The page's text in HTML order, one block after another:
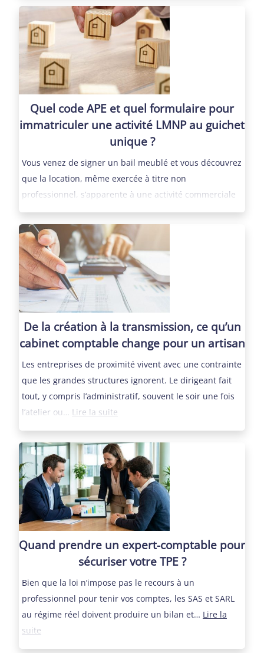
choisir
sa
prévoyance
quand
on
est
travailleur
indépendant
Quel code APE et quel formulaire pour
immatriculer une activité LMNP au guichet
unique ?
Vous venez de signer un bail meublé et vous découvrez
que la location, même exercée à titre non
professionnel, s’apparente à une activité commerciale
aux yeux de…Lire la suite
Quel
code
APE
et
quel
formulaire
pour
immatriculer
activité
LMNP
au
unique
De la création à la transmission, ce qu’un
cabinet comptable change pour un artisan
Les entreprises de proximité vivent avec une contrainte
que les grandes structures ignorent. Le dirigeant fait
tout, y compris l’administratif, souvent le soir une fois
l’atelier ou… Lire la suite
la
création
à
la
transmission,
ce
cabinet
change
pour
un
Quand prendre un expert-comptable pour
sécuriser votre TPE ?
Bien que la loi n’impose pas le recours à un
professionnel pour tenir vos comptes, les SAS et SARL
au régime réel doivent produire un bilan et… Lire la
suite